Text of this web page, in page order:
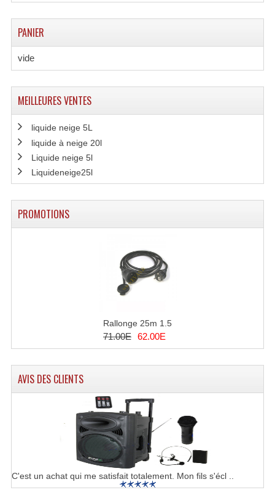
Lasers D'extérieur Multi-Points
Effets Lumineux À Leds
Effets Lumineux, Centre De Piste
Consoles Éclairage DMX
Dispatches
Flexibles Lumineux Leds
Guirlandes Lumineuse
Gyrophares À Leds
Lampes Ampoules
Ampoules - Tubes Lumière Noire Black Gun
Lampes À Décharges
PANIER
vide
MEILLEURES VENTES
liquide neige 5L
liquide à neige 20l
Liquide neige 5l
Liquideneige25l
PROMOTIONS
Rallonge 25m 1.5
71.00E 62.00E
AVIS DES CLIENTS
C'est un achat qui me satisfait totalement. Mon fils s'écl ..